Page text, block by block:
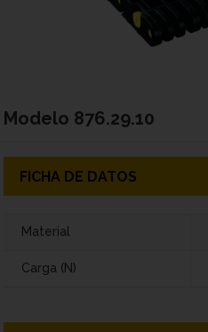
Modelo 876.29.10
FICHA DE DATOS
Material
Carga (N)